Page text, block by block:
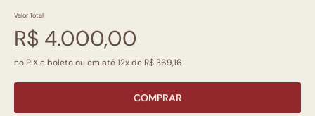
Valor Total
R$ 4.000,00
no PIX e boleto ou em até 12x de R$ 369,16
COMPRAR